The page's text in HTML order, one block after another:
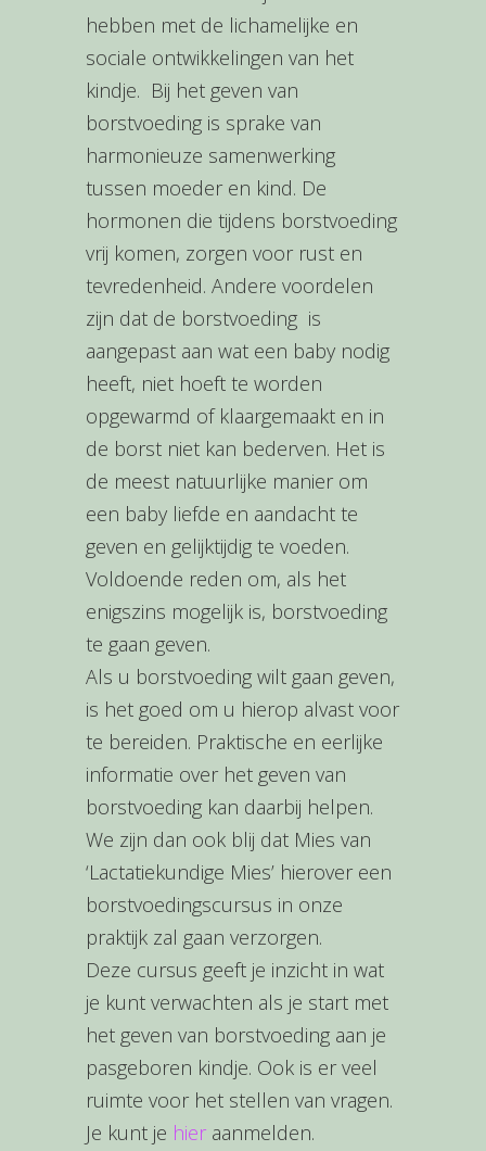
hebben met de lichamelijke en
sociale ontwikkelingen van het
kindje. Bij het geven van
borstvoeding is sprake van
harmonieuze samenwerking
tussen moeder en kind. De
hormonen die tijdens borstvoeding
vrij komen, zorgen voor rust en
tevredenheid. Andere voordelen
zijn dat de borstvoeding is
aangepast aan wat een baby nodig
heeft, niet hoeft te worden
opgewarmd of klaargemaakt en in
de borst niet kan bederven. Het is
de meest natuurlijke manier om
een baby liefde en aandacht te
geven en gelijktijdig te voeden.
Voldoende reden om, als het
enigszins mogelijk is, borstvoeding
te gaan geven.
Als u borstvoeding wilt gaan geven,
is het goed om u hierop alvast voor
te bereiden. Praktische en eerlijke
informatie over het geven van
borstvoeding kan daarbij helpen.
We zijn dan ook blij dat Mies van
‘Lactatiekundige Mies’ hierover een
borstvoedingscursus in onze
praktijk zal gaan verzorgen.
Deze cursus geeft je inzicht in wat
je kunt verwachten als je start met
het geven van borstvoeding aan je
pasgeboren kindje. Ook is er veel
ruimte voor het stellen van vragen.
Je kunt je hier aanmelden.